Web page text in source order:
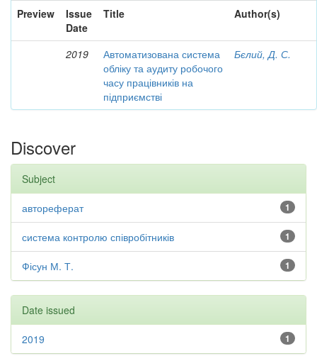
Preview
Issue
Date
Title Author(s)
2019
Автоматизована система
обліку та аудиту робочого
часу працівників на
підприємстві
Бєлий, Д. С.
Discover
Subject
1
автореферат
1
система контролю співробітників
1
Фісун М. Т.
Date issued
1
2019